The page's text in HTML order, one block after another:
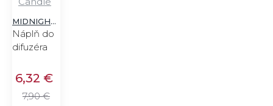
MIDNIGHT JASMINE
Náplň do
difuzéra
6,32 €
7,90 €